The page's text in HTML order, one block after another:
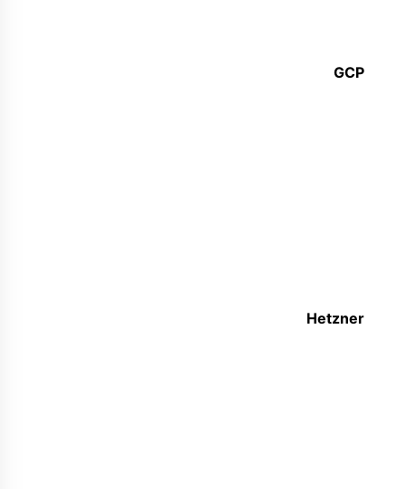
GCP
Hetzner